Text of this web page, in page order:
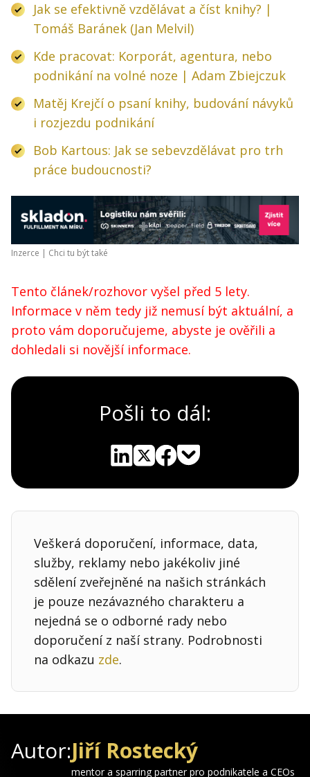
Jak se efektivně vzdělávat a číst knihy? |
Tomáš Baránek (Jan Melvil)
Kde pracovat: Korporát, agentura, nebo
podnikání na volné noze | Adam Zbiejczuk
Matěj Krejčí o psaní knihy, budování návyků
i rozjezdu podnikání
Bob Kartous: Jak se sebevzdělávat pro trh
práce budoucnosti?
Inzerce | Chci tu být také
Tento článek/rozhovor vyšel před 5 lety.
Informace v něm tedy již nemusí být aktuální, a
proto vám doporučujeme, abyste je ověřili a
dohledali si novější informace.
Pošli to dál:
Veškerá doporučení, informace, data,
služby, reklamy nebo jakékoliv jiné
sdělení zveřejněné na našich stránkách
je pouze nezávazného charakteru a
nejedná se o odborné rady nebo
doporučení z naší strany. Podrobnosti
na odkazu zde.
Autor:Jiří Rostecký
mentor a sparring partner pro podnikatele a CEOs